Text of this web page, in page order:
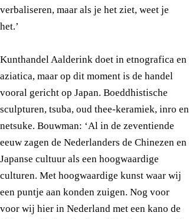
verbaliseren, maar als je het ziet, weet je
het.’
Kunthandel Aalderink doet in etnografica en
aziatica, maar op dit moment is de handel
vooral gericht op Japan. Boeddhistische
sculpturen, tsuba, oud thee-keramiek, inro en
netsuke. Bouwman: ‘Al in de zeventiende
eeuw zagen de Nederlanders de Chinezen en
Japanse cultuur als een hoogwaardige
culturen. Met hoogwaardige kunst waar wij
een puntje aan konden zuigen. Nog voor
voor wij hier in Nederland met een kano de